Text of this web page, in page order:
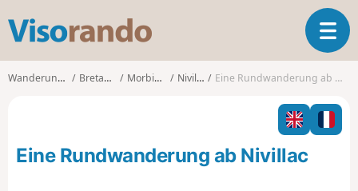
s
o
o
T
o
g
l
n
Wanderungen Bretagne Morbihan Nivillac Eine Rundwanderung ab Nivillac
Eine Rundwanderung ab Nivillac